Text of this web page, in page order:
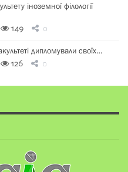
іноземної філології
149 0
дипломували своїх…
126 0